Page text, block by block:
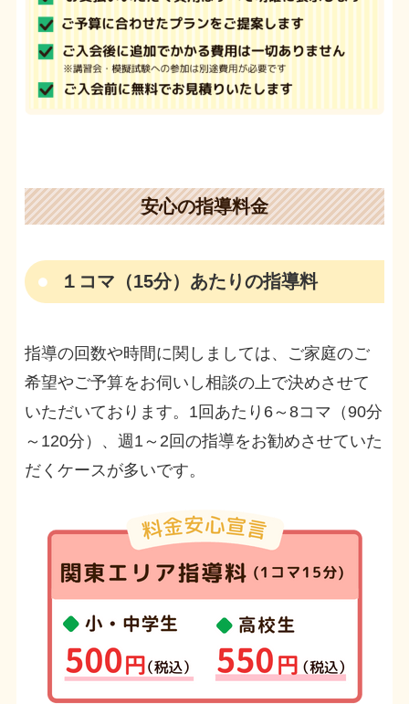
安心の指導料金
１コマ（15分）あたりの指導料
指導の回数や時間に関しましては、ご家庭のご
希望やご予算をお伺いし相談の上で決めさせて
いただいております。1回あたり6～8コマ（90分
～120分）、週1～2回の指導をお勧めさせていた
だくケースが多いです。